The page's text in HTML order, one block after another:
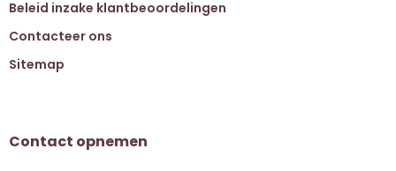
Beleid inzake klantbeoordelingen
Contacteer ons
Sitemap
Contact opnemen